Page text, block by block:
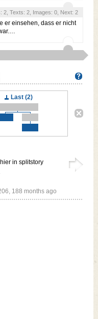
2, Texts: 2, Images: 0, Next: 2
er einsehen, dass er nicht
Last (2)
in splitstory
188 months ago